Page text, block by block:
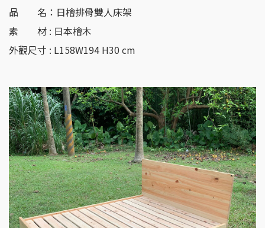
品 名：日檜排骨雙人床架
素 材 : 日本檜木
外觀尺寸 : L158W194 H30 cm